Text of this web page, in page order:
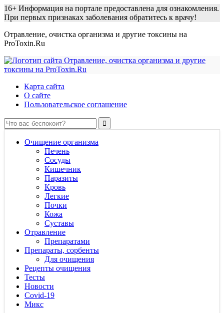
16+ Информация на портале предоставлена для ознакомления.
При первых признаках заболевания обратитесь к врачу!
Отравление, очистка организма и другие токсины на
ProToxin.Ru
Карта сайта
О сайте
Пользовательское соглашение
Очищение организма
Печень
Сосуды
Кишечник
Паразиты
Кровь
Легкие
Почки
Кожа
Суставы
Отравление
Препаратами
Препараты, сорбенты
Для очищения
Рецепты очищения
Тесты
Новости
Covid-19
Микс